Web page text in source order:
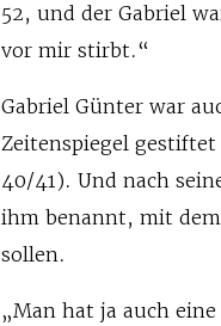
52, und der Gabriel
vor mir stirbt.“
Gabriel Günter war
Zeitenspiegel
40/41). Und nach
ihm benannt, mit
sollen.
„Man hat ja auch